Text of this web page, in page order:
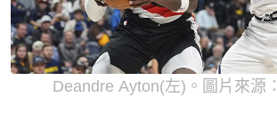
Deandre Ayton(左)。圖片來源